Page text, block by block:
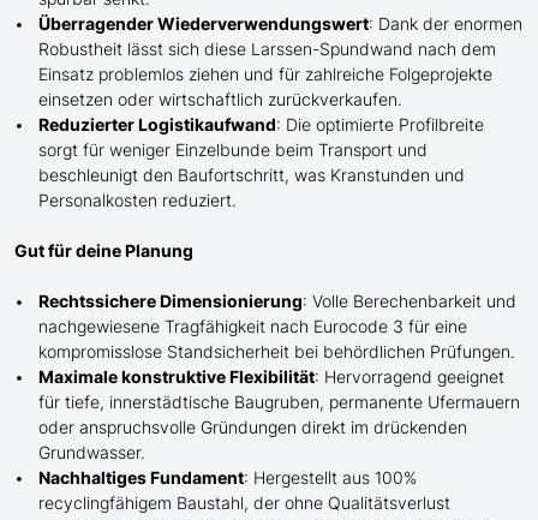
Überragender Wiederverwendungswert: Dank der enormen
Robustheit lässt sich diese Larssen-Spundwand nach dem
Einsatz problemlos ziehen und für zahlreiche Folgeprojekte
einsetzen oder wirtschaftlich zurückverkaufen.
Reduzierter Logistikaufwand: Die optimierte Profilbreite
sorgt für weniger Einzelbunde beim Transport und
beschleunigt den Baufortschritt, was Kranstunden und
Personalkosten reduziert.
Gut für deine Planung
Rechtssichere Dimensionierung: Volle Berechenbarkeit und
nachgewiesene Tragfähigkeit nach Eurocode 3 für eine
kompromisslose Standsicherheit bei behördlichen Prüfungen.
Maximale konstruktive Flexibilität: Hervorragend geeignet
für tiefe, innerstädtische Baugruben, permanente Ufermauern
oder anspruchsvolle Gründungen direkt im drückenden
Grundwasser.
Nachhaltiges Fundament: Hergestellt aus 100%
recyclingfähigem Baustahl, der ohne Qualitätsverlust